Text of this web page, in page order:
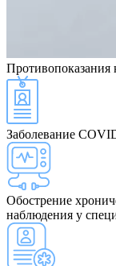
Противопоказания
Заболевание
Обострение
наблюдения у